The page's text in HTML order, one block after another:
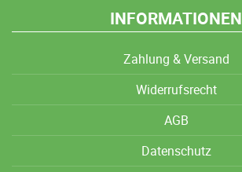
INFORMATIONEN
Zahlung & Versand
Widerrufsrecht
AGB
Datenschutz